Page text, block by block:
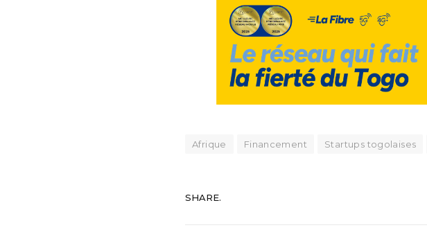
Afrique Financement Startups togolaises
SHARE.